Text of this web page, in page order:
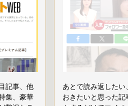
記事、他
集、豪華
あとで読み返したい
おきたいと思った記